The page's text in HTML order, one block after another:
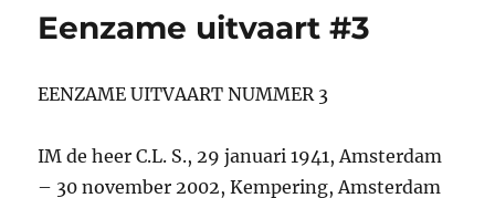
Eenzame uitvaart #3
EENZAME UITVAART NUMMER 3
IM de heer C.L. S., 29 januari 1941, Amsterdam
– 30 november 2002, Kempering, Amsterdam